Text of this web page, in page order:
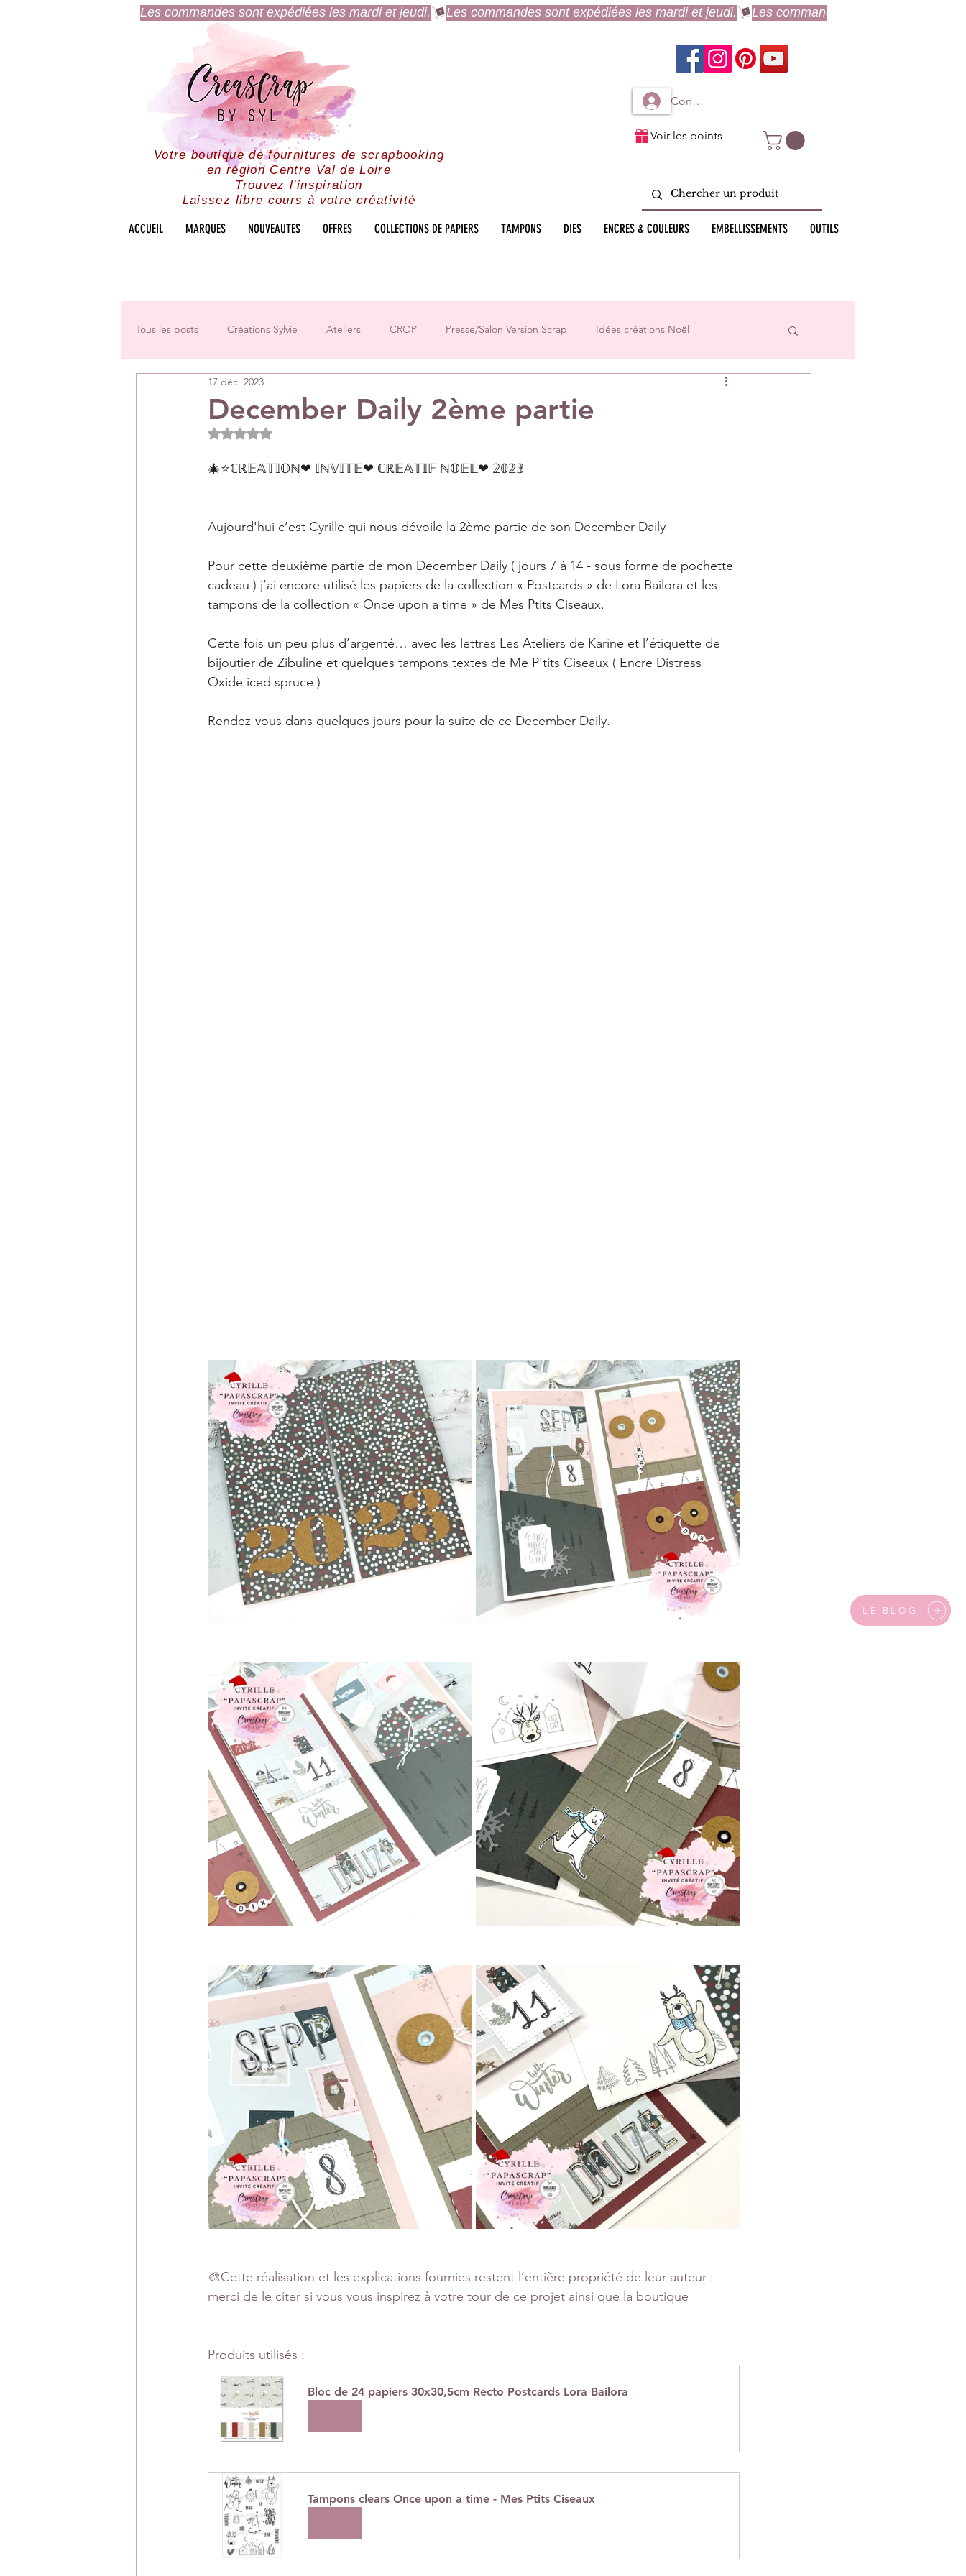
Les commandes sont expédiées les mardi et jeudi.
Votre boutique de fournitures de scrapbooking
en région Centre Val de Loire
Trouvez l'inspiration
Laissez libre cours à votre créativité
Connexion à mon compte
Voir les points
ACCUEIL MARQUES NOUVEAUTES OFFRES COLLECTIONS DE PAPIERS TAMPONS DIES ENCRES & COULEURS EMBELLISSEMENTS OUTILS
LE BLOG
Tous les posts Créations Sylvie Ateliers CROP Presse/Salon Version Scrap Idées créations Noël
Challenges groupe
Créations Les Papiers de Pandore
Rétrospectives de l’année écoulée Invitées surprise pages
December Daily 2ème partie
17 déc. 2023
Noté NaN étoiles sur 5.
🎄⭐ℂℝ𝔼𝔸𝕋𝕀𝕆ℕ❤ 𝕀ℕ𝕍𝕀𝕋𝔼❤ ℂℝ𝔼𝔸𝕋𝕀𝔽️ ℕ𝕆𝔼𝕃❤ 𝟚𝟘𝟚𝟛️
Aujourd'hui c’est Cyrille qui nous dévoile la 2ème partie de son December Daily
Pour cette deuxième partie de mon December Daily ( jours 7 à 14 - sous forme de pochette
cadeau ) j’ai encore utilisé les papiers de la collection « Postcards » de Lora Bailora et les
tampons de la collection « Once upon a time » de Mes Ptits Ciseaux.
Cette fois un peu plus d’argenté… avec les lettres Les Ateliers de Karine et l’étiquette de
bijoutier de Zibuline et quelques tampons textes de Me P'tits Ciseaux ( Encre Distress
Oxide iced spruce )
Rendez-vous dans quelques jours pour la suite de ce December Daily.
🎨Cette réalisation et les explications fournies restent l’entière propriété de leur auteur :
merci de le citer si vous vous inspirez à votre tour de ce projet ainsi que la boutique
Produits utilisés :
Bloc de 24 papiers 30x30,5cm Recto Postcards Lora Bailora
Tampons clears Once upon a time - Mes Ptits Ciseaux